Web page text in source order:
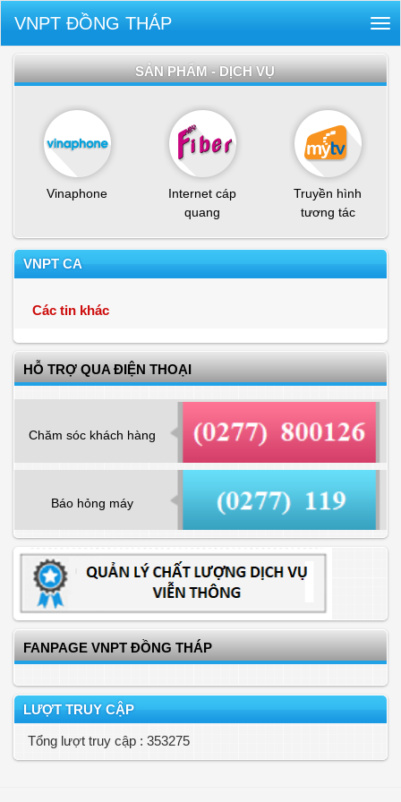
VNPT ĐỒNG THÁP
SẢN PHẨM - DỊCH VỤ
Vinaphone
Internet cáp
quang
Truyền hình
tương tác
VNPT CA
Các tin khác
HỖ TRỢ QUA ĐIỆN THOẠI
Chăm sóc khách hàng
Báo hỏng máy
FANPAGE VNPT ĐỒNG THÁP
LƯỢT TRUY CẬP
Tổng lượt truy cập : 353275